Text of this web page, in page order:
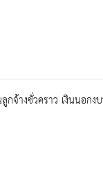
กจ้างชั่วคราว เงินนอ